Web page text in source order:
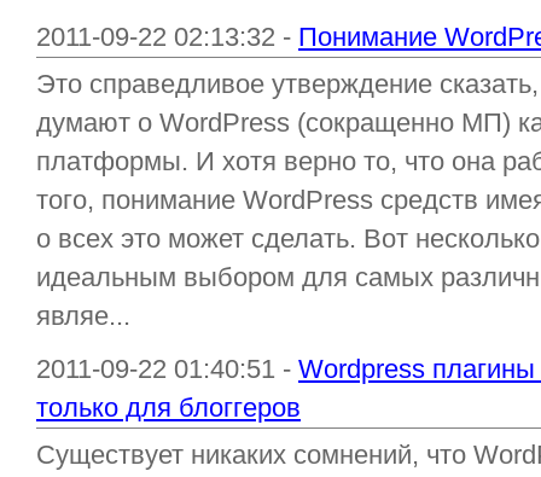
2011-09-22 02:13:32 - Понимание
Это справедливое утверждение
думают о WordPress (сокращенно МП)
платформы. И хотя верно то, что она
того, понимание WordPress средств
о всех это может сделать. Вот
идеальным выбором для самых
являе...
2011-09-22 01:40:51 - Wordpress
только для блоггеров
Существует никаких сомнений, что